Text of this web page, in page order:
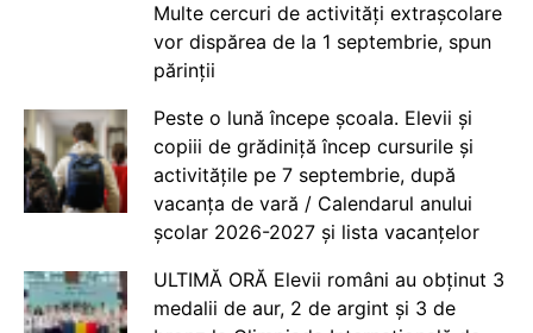
Multe cercuri de activități extrașcolare
vor dispărea de la 1 septembrie, spun
părinții
Peste o lună începe școala. Elevii și
copiii de grădiniță încep cursurile și
activitățile pe 7 septembrie, după
vacanța de vară / Calendarul anului
școlar 2026-2027 și lista vacanțelor
ULTIMĂ ORĂ Elevii români au obținut 3
medalii de aur, 2 de argint și 3 de